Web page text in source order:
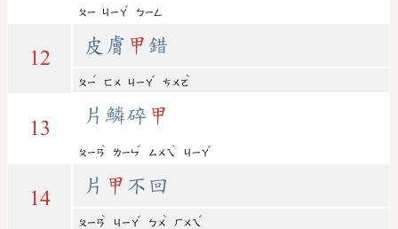
ㄆㄧ ㄐㄧㄚ
ˇ
ㄅㄧㄥ
12
皮膚 甲 錯
ㄆㄧ
ˊ
ㄈㄨ ㄐㄧㄚ
ˇ
ㄘㄨㄛ
ˋ
13
片鱗碎 甲
ㄆㄧㄢ
ˋ
ㄌㄧㄣ
ˊ
ㄙㄨㄟ
ˋ
ㄐㄧㄚ
ˇ
14
片 甲 不回
ㄆㄧㄢ
ˋ
ㄐㄧㄚ
ˇ
ㄅㄨ
ˋ
ㄏㄨㄟ
ˊ